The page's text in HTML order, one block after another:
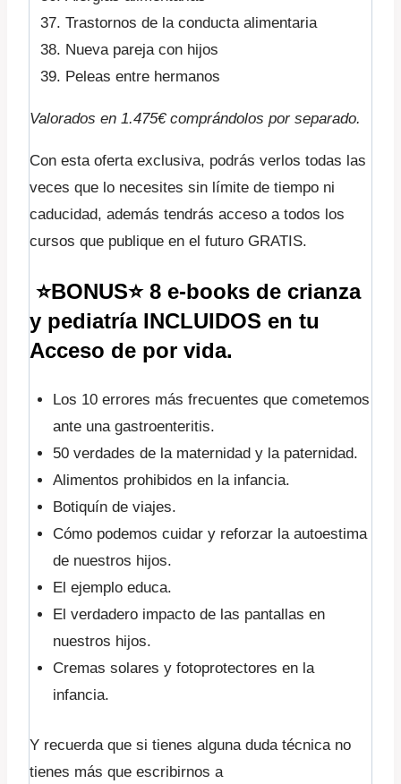
Trastornos de la conducta alimentaria
Nueva pareja con hijos
Peleas entre hermanos
Valorados en 1.475€ comprándolos por separado.
Con esta oferta exclusiva, podrás verlos todas las
veces que lo necesites sin límite de tiempo ni
caducidad, además tendrás acceso a todos los
cursos que publique en el futuro GRATIS.
⭐BONUS⭐ 8 e-books de crianza
y pediatría INCLUIDOS en tu
Acceso de por vida.
Los 10 errores más frecuentes que cometemos
ante una gastroenteritis.
50 verdades de la maternidad y la paternidad.
Alimentos prohibidos en la infancia.
Botiquín de viajes.
Cómo podemos cuidar y reforzar la autoestima
de nuestros hijos.
El ejemplo educa.
El verdadero impacto de las pantallas en
nuestros hijos.
Cremas solares y fotoprotectores en la
infancia.
Y recuerda que si tienes alguna duda técnica no
tienes más que escribirnos a